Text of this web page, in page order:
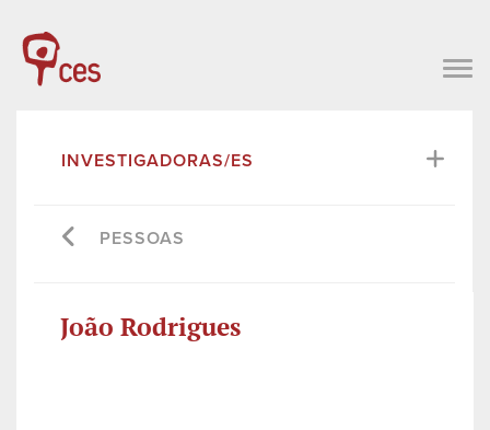
INVESTIGADORAS/ES
PESSOAS
João Rodrigues